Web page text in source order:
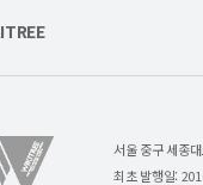
서울 중구 세종
최초 발행일: